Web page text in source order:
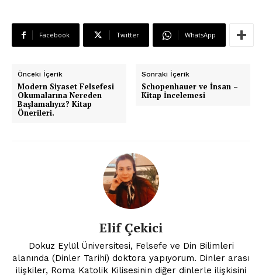
Facebook Twitter WhatsApp
Önceki İçerik
Modern Siyaset Felsefesi
Okumalarına Nereden
Başlamalıyız? Kitap
Önerileri.
Sonraki İçerik
Schopenhauer ve İnsan –
Kitap İncelemesi
Elif Çekici
Dokuz Eylül Üniversitesi, Felsefe ve Din Bilimleri
alanında (Dinler Tarihi) doktora yapıyorum. Dinler arası
ilişkiler, Roma Katolik Kilisesinin diğer dinlerle ilişkisini